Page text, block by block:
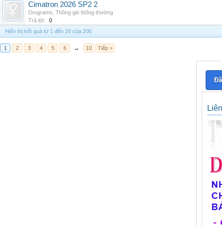
Cimatron 2026 SP2 2
Drograms Thông gió thông thường
Trả lời:
0
Hiển thị kết quả từ 1 đến 20 của 200
1 2 3 4 5 6 → 10 Tiếp >